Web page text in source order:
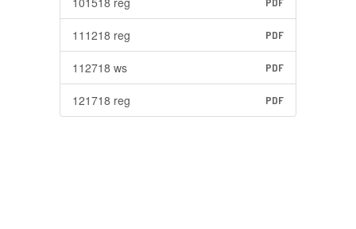
111218 reg PDF
112718 ws PDF
121718 reg PDF